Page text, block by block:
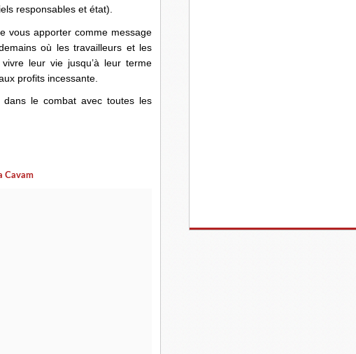
responsables et état).
vous apporter comme message
où les travailleurs et les
leur vie jusqu’à leur terme
profits incessante.
le combat avec toutes les
Cavam